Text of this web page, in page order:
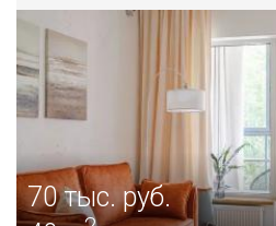
70тыс. руб.